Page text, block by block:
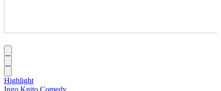
Highlight
Ingo Knito Comedy